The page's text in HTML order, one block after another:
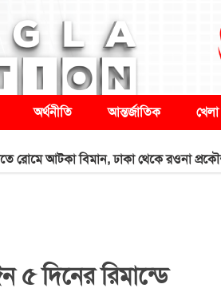
অর্থনীতি আন্তর্জাতিক খেলা
আটকা বিমান, ঢাকা থেকে রওনা প্রকৌশলী দল
৫ দিনের রিমান্ডে